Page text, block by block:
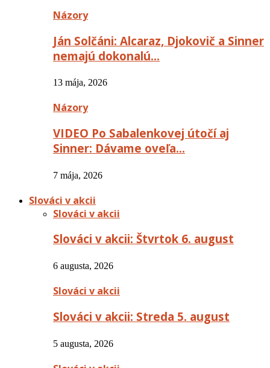
Názory
Ján Solčáni: Alcaraz, Djokovič a Sinner
nemajú dokonalú…
13 mája, 2026
Názory
VIDEO Po Sabalenkovej útočí aj
Sinner: Dávame oveľa…
7 mája, 2026
Slováci v akcii
Slováci v akcii
Slováci v akcii: Štvrtok 6. august
6 augusta, 2026
Slováci v akcii
Slováci v akcii: Streda 5. august
5 augusta, 2026